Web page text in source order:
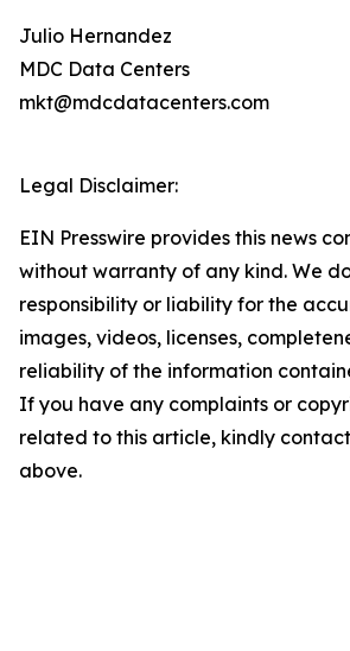
Julio Hernandez
MDC Data Centers
mkt@mdcdatacenters.com
Legal Disclaimer:
EIN Presswire provides this news
without warranty of any kind. We
responsibility or liability for the
images, videos, licenses,
reliability of the information
If you have any complaints or
related to this article, kindly
above.